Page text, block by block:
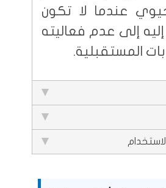
عندما لا تكون
إلى عدم فعاليته
المستقبلية.